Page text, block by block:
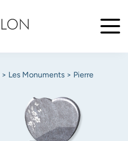
Les Monuments
Pierre